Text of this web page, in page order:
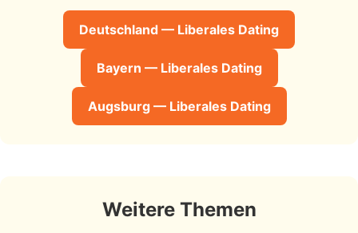
Deutschland — Liberales Dating
Bayern — Liberales Dating
Augsburg — Liberales Dating
Weitere Themen